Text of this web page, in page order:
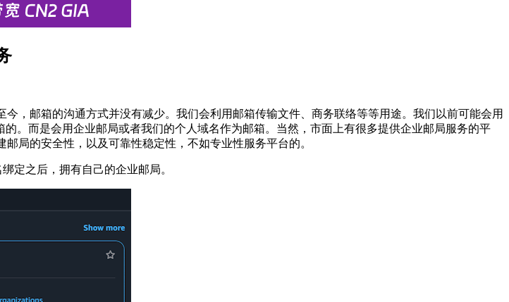
，邮箱的沟通方式并没有减少。我们会利用邮箱传输文件、商务联络等等用途。我们以前可能会用
。而是会用企业邮局或者我们的个人域名作为邮箱。当然，市面上有很多提供企业邮局服务的平
局的安全性，以及可靠性稳定性，不如专业性服务平台的。
定之后，拥有自己的企业邮局。